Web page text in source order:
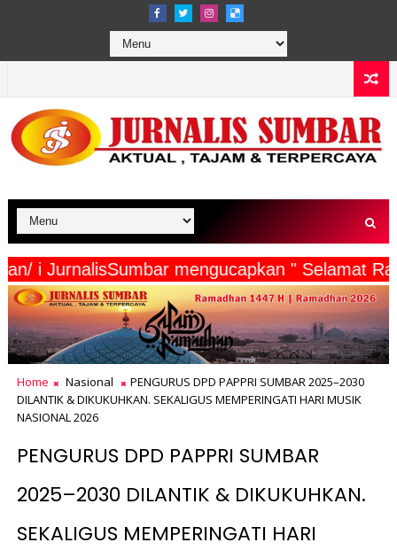
i JurnalisSumbar mengucapkan "
Home Nasional
PENGURUS DPD PAPPRI SUMBAR 2025–2030
DILANTIK & DIKUKUHKAN. SEKALIGUS MEMPERINGATI HARI MUSIK
NASIONAL 2026
PENGURUS DPD PAPPRI SUMBAR
2025–2030 DILANTIK & DIKUKUHKAN.
SEKALIGUS MEMPERINGATI HARI